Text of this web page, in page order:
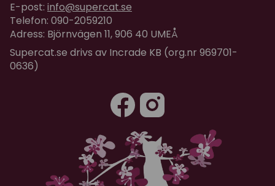
E-post: info@supercat.se
Telefon: 090-2059210
Adress: Björnvägen 11, 906 40 UMEÅ
Supercat.se drivs av Incrade KB (org.nr 969701-
0636)